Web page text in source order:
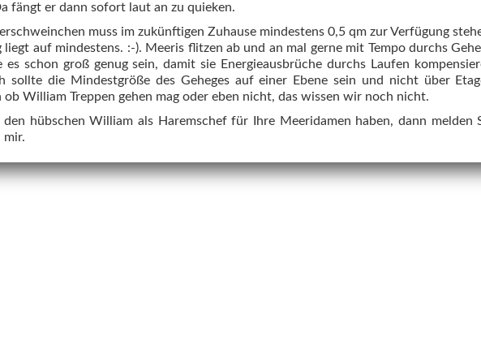
fängt er dann sofort laut an zu quieken.
muss im zukünftigen Zuhause mindestens 0,5 qm zur Verfügung
liegt auf mindestens. :-). Meeris flitzen ab und an mal gerne mit Tempo durchs
es schon groß genug sein, damit sie Energieausbrüche durchs Laufen
sollte die Mindestgröße des Geheges auf einer Ebene sein und nicht über
William Treppen gehen mag oder eben nicht, das wissen wir noch nicht.
den hübschen William als Haremschef für Ihre Meeridamen haben, dann melden
mir.